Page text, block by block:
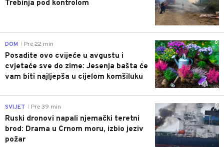
Trebinja pod kontrolom
0
DOM Pre 22 min
Posadite ovo cvijeće u avgustu i
cvjetaće sve do zime: Jesenja bašta će
vam biti najljepša u cijelom komšiluku
0
SVIJET Pre 39 min
Ruski dronovi napali njemački teretni
brod: Drama u Crnom moru, izbio jeziv
požar